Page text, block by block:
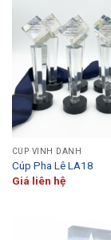
CÚP VINH DANH
Cúp Pha Lê LA18
Giá liên hệ